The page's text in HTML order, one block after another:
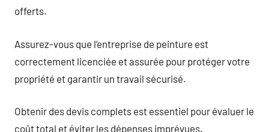
offerts.
Assurez-vous que l’entreprise de peinture est
correctement licenciée et assurée pour protéger votre
propriété et garantir un travail sécurisé.
Obtenir des devis complets est essentiel pour évaluer le
coût total et éviter les dépenses imprévues.